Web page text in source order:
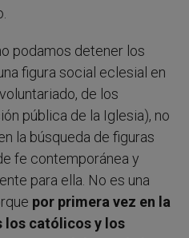
podamos detener los
figura social eclesial en
de los
pública de la Iglesia), no
la búsqueda de figuras
fe contemporánea y
para ella. No es una
por primera vez en la
los católicos y los